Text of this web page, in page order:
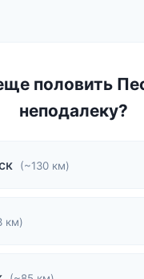
половить
неподалеку?
(~130 км)
км)